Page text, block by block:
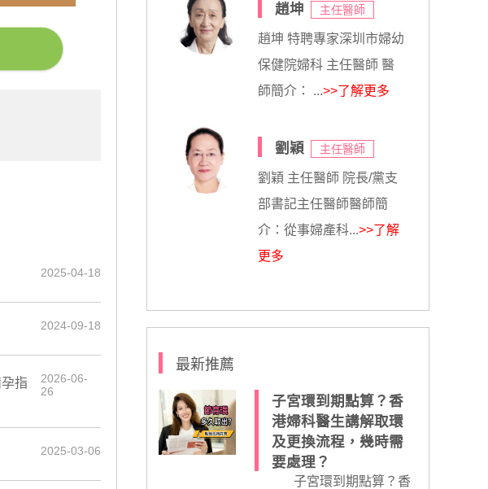
2025-04-18
2024-09-18
指
2026-06-
26
2025-03-06
趙坤 主任醫師
趙坤 特聘專家深圳市婦幼
保健院婦科 主任醫師 醫
師簡介： ...>>了解更多
劉穎 主任醫師
劉穎 主任醫師 院長/黨支
部書記主任醫師醫師簡
介：從事婦產科...>>了解
更多
最新推薦
子宮環到期點算？香
港婦科醫生講解取環
及更換流程，幾時需
要處理？
子宮環到期點算？香